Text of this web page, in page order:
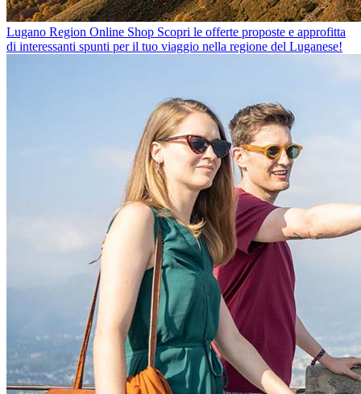
Lugano Region Online Shop Scopri le offerte proposte e approfitta
di interessanti spunti per il tuo viaggio nella regione del Luganese!